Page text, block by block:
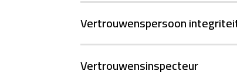
Vertrouwenspersoon
Vertrouwensinspecteur